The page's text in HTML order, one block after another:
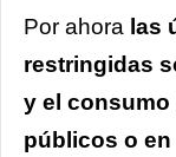
Por ahora las
restringidas
y el
públicos o